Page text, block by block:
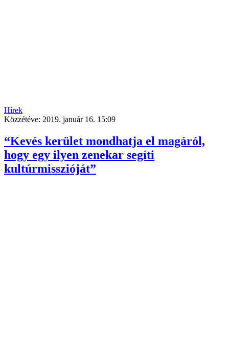
Hírek
Közzétéve: 2019. január 16. 15:09
“Kevés kerület mondhatja el magáról,
hogy egy ilyen zenekar segíti
kultúrmisszióját”